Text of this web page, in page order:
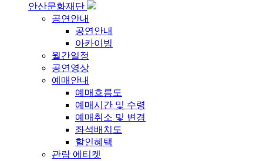
안산문화재단
공연안내
공연안내
아카이빙
월간일정
공연영상
예매안내
예매흐름도
예매시간 및 수령
예매취소 및 변경
좌석배치도
할인혜택
관람 에티켓